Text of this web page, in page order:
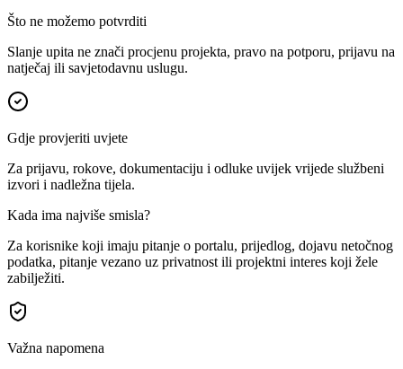
Što ne možemo potvrditi
Slanje upita ne znači procjenu projekta, pravo na potporu, prijavu na
natječaj ili savjetodavnu uslugu.
Gdje provjeriti uvjete
Za prijavu, rokove, dokumentaciju i odluke uvijek vrijede službeni
izvori i nadležna tijela.
Kada ima najviše smisla?
Za korisnike koji imaju pitanje o portalu, prijedlog, dojavu netočnog
podatka, pitanje vezano uz privatnost ili projektni interes koji žele
zabilježiti.
Važna napomena